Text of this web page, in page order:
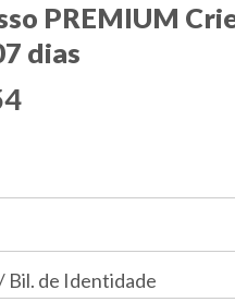
PREMIUM
dias
Bil. de Identidade